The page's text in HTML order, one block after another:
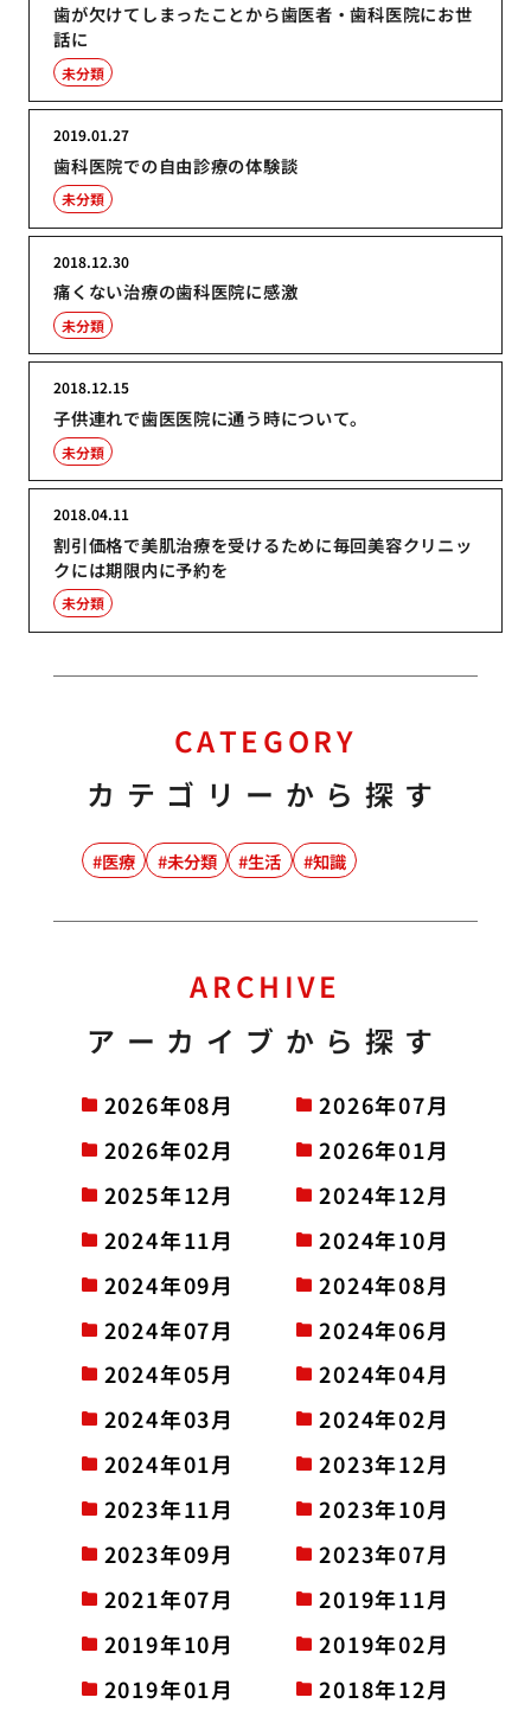
歯が欠けてしまったことから歯医者・歯科医院にお世
話に
未分類
歯科医院での自由診療の体験談
2019.01.27
未分類
痛くない治療の歯科医院に感激
2018.12.30
未分類
子供連れで歯医医院に通う時について。
2018.12.15
未分類
割引価格で美肌治療を受けるために毎回美容クリニッ
クには期限内に予約を
2018.04.11
未分類
CATEGORY
カテゴリーから探す
医療 未分類 生活 知識
ARCHIVE
アーカイブから探す
2026年08月
2026年07月
2026年02月
2026年01月
2025年12月
2024年12月
2024年11月
2024年10月
2024年09月
2024年08月
2024年07月
2024年06月
2024年05月
2024年04月
2024年03月
2024年02月
2024年01月
2023年12月
2023年11月
2023年10月
2023年09月
2023年07月
2021年07月
2019年11月
2019年10月
2019年02月
2019年01月
2018年12月